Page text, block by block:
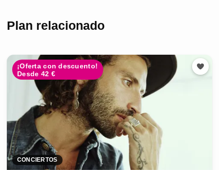
Plan relacionado
¡Oferta con descuento!
Desde 42 €
CONCIERTOS